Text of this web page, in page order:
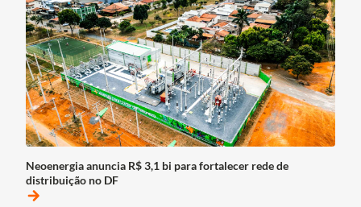
Neoenergia anuncia R$ 3,1 bi para fortalecer rede de
distribuição no DF
arrow_forward